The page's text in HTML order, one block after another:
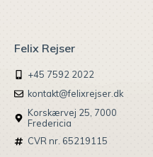
Felix Rejser
+45 7592 2022
kontakt@felixrejser.dk
Korskærvej 25, 7000
Fredericia
CVR nr. 65219115